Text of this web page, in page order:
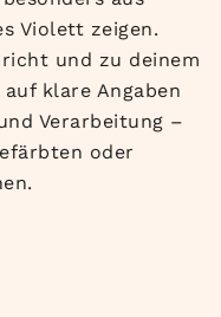
Violett zeigen.
und zu deinem
klare Angaben
Verarbeitung –
oder